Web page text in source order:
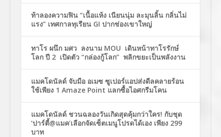
ท้าลองความฟิน “เนื้อแห้ง เนียนนุ่ม ละมุนลิ้น กลิ่นไม่
แรง” เทศกาลทุเรียน GI ปากช่องเขาใหญ่
ทาโร ผนึก มศว ลงนาม MOU เดินหน้าทาโรรักษ์
โลก ปี 2 เปิดตัว “กล่องกู้โลก” พลิกขยะเป็นพลังงาน
แมคโดนัลด์ จับมือ อเมซ ซูเปอร์แอปส่งดีลคลายร้อน
ใช้เพียง 1 Amaze Point แลกซื้อไอศกรีมโคน
แมคโดนัลด์ ชวนฉลองวันเกิดสุดคุ้มกว่าใคร! กับชุด
‘ปาร์ตี้@แมค’เลือกจัดเซ็ตเมนูโปรดได้เอง เพียง 299
บาท